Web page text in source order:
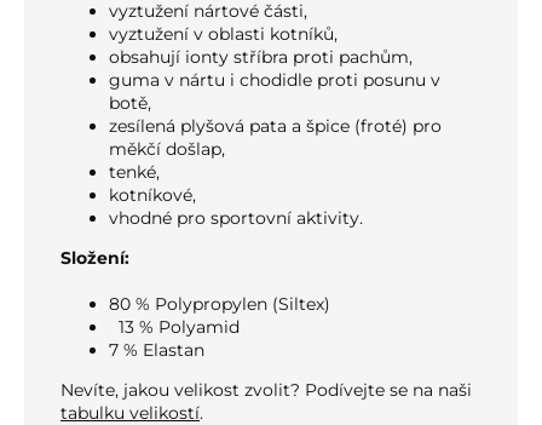
vyztužení nártové části,
vyztužení v oblasti kotníků,
obsahují ionty stříbra proti pachům,
guma v nártu i chodidle proti posunu v
botě,
zesílená plyšová pata a špice (froté) pro
měkčí došlap,
tenké,
kotníkové,
vhodné pro sportovní aktivity.
Složení:
80 % Polypropylen (Siltex)
13 % Polyamid
7 % Elastan
Nevíte, jakou velikost zvolit? Podívejte se na naši
tabulku velikostí.